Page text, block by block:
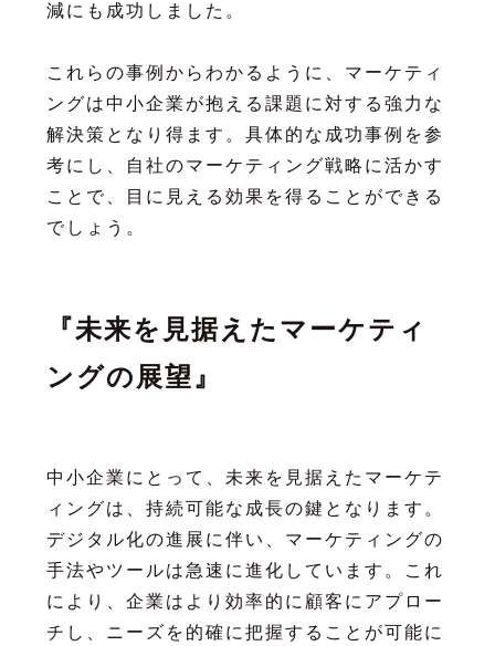
減にも成功しました。
これらの事例からわかるように、マーケティ
ングは中小企業が抱える課題に対する強力な
解決策となり得ます。具体的な成功事例を参
考にし、自社のマーケティング戦略に活かす
ことで、目に見える効果を得ることができる
でしょう。
『未来を見据えたマーケティ
ングの展望』
中小企業にとって、未来を見据えたマーケテ
ィングは、持続可能な成長の鍵となります。
デジタル化の進展に伴い、マーケティングの
手法やツールは急速に進化しています。これ
により、企業はより効率的に顧客にアプロー
チし、ニーズを的確に把握することが可能に